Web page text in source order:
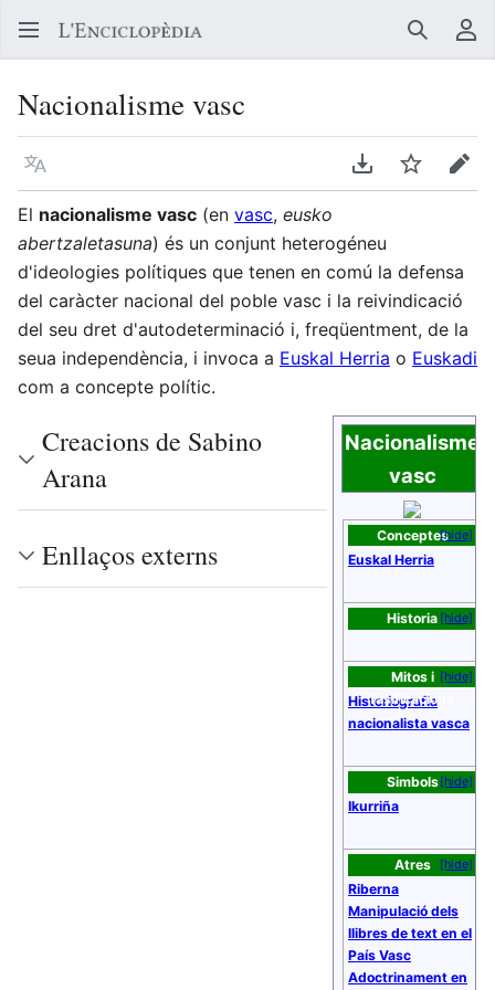
Buscar
Nacionalisme vasc
Llegir en un atre idioma Descarregar en
Vigilar
El nacionalisme vasc (en vasc, eusko
abertzaletasuna) és un conjunt heterogéneu
d'ideologies polítiques que tenen en comú la defensa
del caràcter nacional del poble vasc i la reivindicació
del seu dret d'autodeterminació i, freqüentment, de la
seua independència, i invoca a Euskal Herria o Euskadi
com a concepte polític.
Nacionalisme
vasc
Conceptes[hide]
Euskal Herria
Historia [hide]
Mitos i
fasificacions
[hide]
Historiografia
nacionalista vasca
Simbols[hide]
Ikurriña
Atres [hide]
Riberna
Manipulació dels
llibres de text en el
País Vasc
Adoctrinament en
Creacions de Sabino
Arana
Enllaços externs